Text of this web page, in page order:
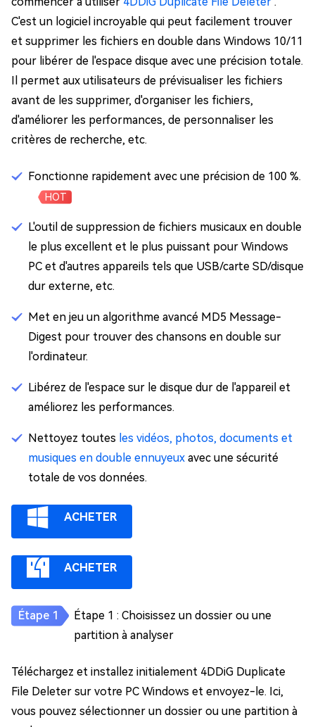
C'est un logiciel incroyable qui peut facilement trouver
et supprimer les fichiers en double dans Windows 10/11
pour libérer de l'espace disque avec une précision totale.
Il permet aux utilisateurs de prévisualiser les fichiers
avant de les supprimer, d'organiser les fichiers,
d'améliorer les performances, de personnaliser les
critères de recherche, etc.
Fonctionne rapidement avec une précision de 100 %.
HOT
L'outil de suppression de fichiers musicaux en double
le plus excellent et le plus puissant pour Windows
PC et d'autres appareils tels que USB/carte SD/disque
dur externe, etc.
Met en jeu un algorithme avancé MD5 Message-
Digest pour trouver des chansons en double sur
l'ordinateur.
Libérez de l'espace sur le disque dur de l'appareil et
améliorez les performances.
Nettoyez toutes les vidéos, photos, documents et
musiques en double ennuyeux avec une sécurité
totale de vos données.
ACHETER
ACHETER
Étape 1 : Choisissez un dossier ou une
partition à analyser
Téléchargez et installez initialement 4DDiG Duplicate
File Deleter sur votre PC Windows et envoyez-le. Ici,
vous pouvez sélectionner un dossier ou une partition à